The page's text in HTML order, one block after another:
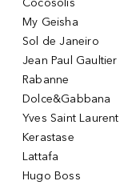
Cocosolis
My Geisha
Sol de Janeiro
Jean Paul Gaultier
Rabanne
Dolce&Gabbana
Yves Saint Laurent
Kerastase
Lattafa
Hugo Boss